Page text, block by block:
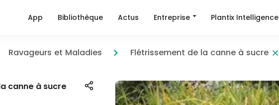
App Bibliothèque Actus Entreprise Plantix Intelligence
Ravageurs et Maladies Flétrissement de la canne à sucre
canne à sucre